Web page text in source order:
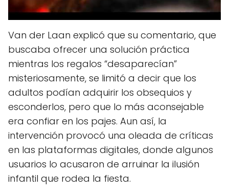
Van der Laan explicó que su comentario, que
buscaba ofrecer una solución práctica
mientras los regalos “desaparecían”
misteriosamente, se limitó a decir que los
adultos podían adquirir los obsequios y
esconderlos, pero que lo más aconsejable
era confiar en los pajes. Aun así, la
intervención provocó una oleada de críticas
en las plataformas digitales, donde algunos
usuarios lo acusaron de arruinar la ilusión
infantil que rodea la fiesta.